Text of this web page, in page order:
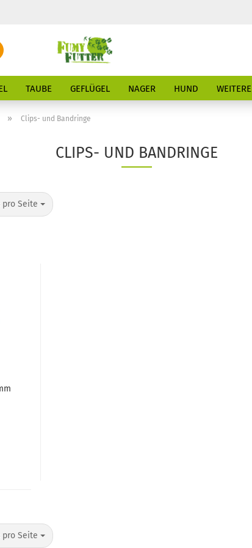
Suche...
TAUBE GEFLÜGEL NAGER HUND WEITERE
» Clips- und Bandringe
CLIPS- UND BANDRINGE
pro Seite
Seite
pro Seite
Seite